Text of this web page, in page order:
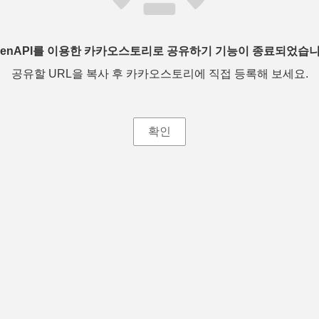
를 이용한 카카오스토리로 공유하기 기능이 종료되었습
공유할 URL을 복사 후 카카오스토리에 직접 등록해 보세요.
확인